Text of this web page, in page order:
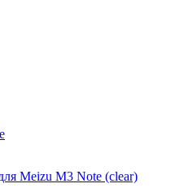
Meizu M3 Note (clear)